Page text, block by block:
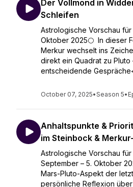
Der Vollmond in
Schleifen
Astrologische Vorschau für
Oktober 2025🌕 In dieser
Merkur wechselt ins
direkt ein Quadrat zu
entscheidende
October 07, 2025•Season 5•
Anhaltspunkte &
im Steinbock &
Astrologische Vorschau
September – 5. Oktober
Mars-Pluto-Aspekt der
persönliche Reflexion